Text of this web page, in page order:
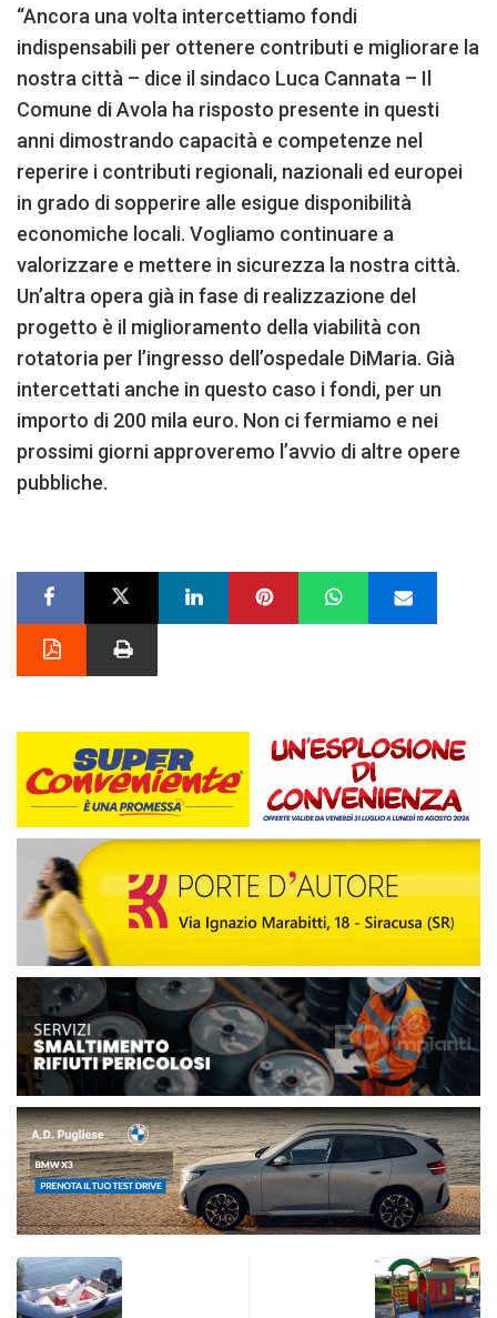
“Ancora una volta intercettiamo fondi
indispensabili per ottenere contributi e migliorare la
nostra città – dice il sindaco Luca Cannata – Il
Comune di Avola ha risposto presente in questi
anni dimostrando capacità e competenze nel
reperire i contributi regionali, nazionali ed europei
in grado di sopperire alle esigue disponibilità
economiche locali. Vogliamo continuare a
valorizzare e mettere in sicurezza la nostra città.
Un’altra opera già in fase di realizzazione del
progetto è il miglioramento della viabilità con
rotatoria per l’ingresso dell’ospedale DiMaria. Già
intercettati anche in questo caso i fondi, per un
importo di 200 mila euro. Non ci fermiamo e nei
prossimi giorni approveremo l’avvio di altre opere
pubbliche.